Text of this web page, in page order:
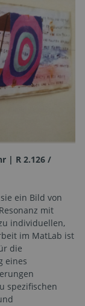
| R 2.126 /
ein Bild von
mit
individuellen,
im MatLab ist
die
eines
spezifischen